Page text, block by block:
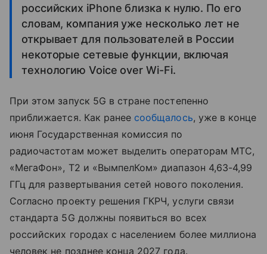
российских iPhone близка к нулю. По его
словам, компания уже несколько лет не
открывает для пользователей в России
некоторые сетевые функции, включая
технологию Voice over Wi-Fi.
При этом запуск 5G в стране постепенно
приближается. Как ранее сообщалось, уже в конце
июня Государственная комиссия по
радиочастотам может выделить операторам МТС,
«МегаФон», T2 и «ВымпелКом» диапазон 4,63-4,99
ГГц для развертывания сетей нового поколения.
Согласно проекту решения ГКРЧ, услуги связи
стандарта 5G должны появиться во всех
российских городах с населением более миллиона
человек не позднее конца 2027 года.